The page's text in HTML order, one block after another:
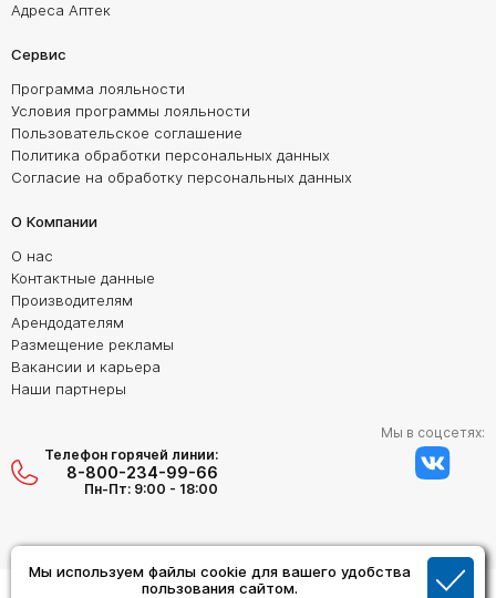
Мы используем файлы cookie для вашего удобства
пользования сайтом.
Адреса Аптек
Сервис
Программа лояльности
Условия программы лояльности
Пользовательское соглашение
Политика обработки персональных данных
Согласие на обработку персональных данных
О Компании
О нас
Контактные данные
Производителям
Арендодателям
Размещение рекламы
Вакансии и карьера
Наши партнеры
Телефон горячей линии:
8-800-234-99-66
Пн-Пт: 9:00 - 18:00
Мы в соцсетях: